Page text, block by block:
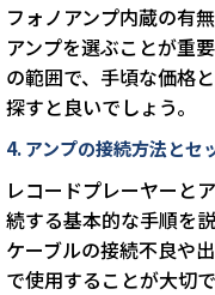
フォノアンプ内蔵の有
アンプを選ぶことが重
の範囲で、手頃な価格
探すと良いでしょう。
4. アンプの接続方法とセ
レコードプレーヤーと
続する基本的な手順を
ケーブルの接続不良や
で使用することが大切で